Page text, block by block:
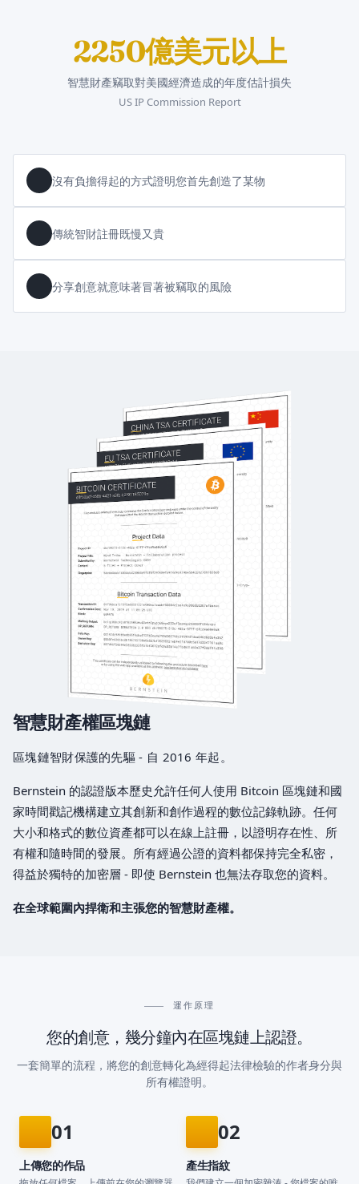
2250億美元以上
智慧財產竊取對美國經濟造成的年度估計損失
US IP Commission Report
沒有負擔得起的方式證明您首先創造了某物
傳統智財註冊既慢又貴
分享創意就意味著冒著被竊取的風險
智慧財產權區塊鏈
區塊鏈智財保護的先驅 - 自 2016 年起。
Bernstein 的認證版本歷史允許任何人使用 Bitcoin 區塊鏈和國
家時間戳記機構建立其創新和創作過程的數位記錄軌跡。任何
大小和格式的數位資產都可以在線上註冊，以證明存在性、所
有權和隨時間的發展。所有經過公證的資料都保持完全私密，
得益於獨特的加密層 - 即使 Bernstein 也無法存取您的資料。
在全球範圍內捍衛和主張您的智慧財產權。
運作原理
您的創意，幾分鐘內在區塊鏈上認證。
一套簡單的流程，將您的創意轉化為經得起法律檢驗的作者身分與
所有權證明。
01
上傳您的作品
02
產生指紋